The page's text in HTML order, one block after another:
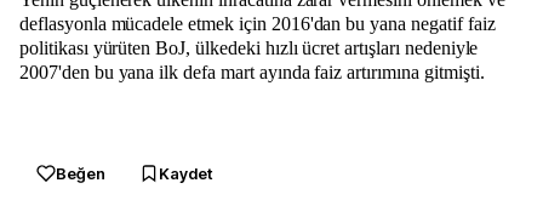
deflasyonla mücadele etmek için 2016'dan bu yana negatif faiz
politikası yürüten BoJ, ülkedeki hızlı ücret artışları nedeniyle
2007'den bu yana ilk defa mart ayında faiz artırımına gitmişti.
Beğen Kaydet